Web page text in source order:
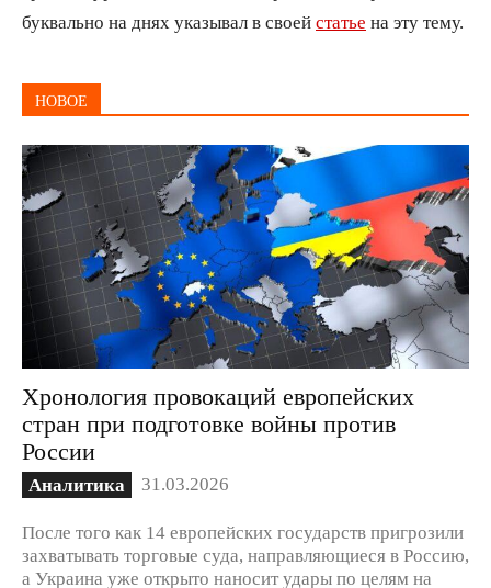
буквально на днях указывал в своей статье на эту тему.
НОВОЕ
Хронология провокаций европейских
стран при подготовке войны против
России
Аналитика 31.03.2026
После того как 14 европейских государств пригрозили
захватывать торговые суда, направляющиеся в Россию,
а Украина уже открыто наносит удары по целям на